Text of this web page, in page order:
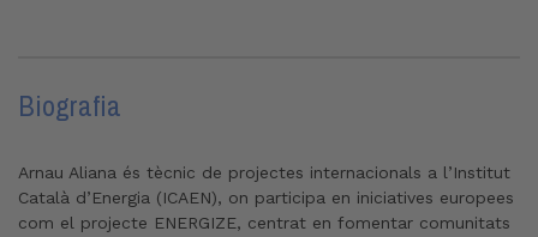
Biografia
Arnau Aliana és tècnic de projectes internacionals a l’Institut
Català d’Energia (ICAEN), on participa en iniciatives europees
com el projecte ENERGIZE, centrat en fomentar comunitats